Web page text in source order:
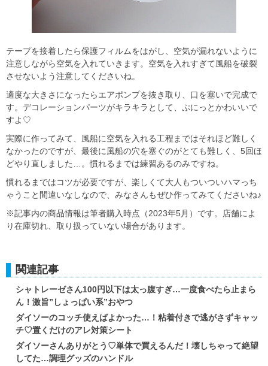
テープを接着したら保護フィルムをはがし、空気が漏れないように
注意しながら空気を入れていきます。空気を入れすぎて風船を破裂
させないよう注意してくださいね。
適度な大きさになったらエアポンプを抜き取り、口を塞いで完成で
す。デコレーションパーツがキラキラとして、ぷにっとかわいいで
すよ♡
実際に作ってみて、風船に空気を入れる工程まではそれほど難しく
なかったのですが、最後に風船の穴を塞ぐのがとても難しく、5回ほ
どやり直しました…。慣れるまでは練習あるのみですね。
慣れるまではコツが必要ですが、楽しくて大人もついついハマっち
ゃうこと間違いなしなので、みなさんもぜひ作ってみてくださいね♪
※記事内の商品情報は筆者購入時点（2023年5月）です。店舗によ
り在庫切れ、取り扱っていない場合があります。
関連記事
シャトレーゼさん100円以下は太っ腹すぎ…一度食べたら止まら
ん！激旨”しょっぱい系”おやつ
ダイソーのコッチ使えばよかった…！粘着付きで逃がさずキャッ
チ♡置くだけのアレ対策シート
ダイソーさんありがとう♡単体で買えるんだ！壊しちゃって絶望
してた…調理グッズのハンドル